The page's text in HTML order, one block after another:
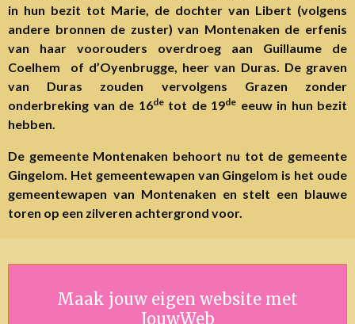
in hun bezit tot Marie, de dochter van Libert (volgens
andere bronnen de zuster) van Montenaken de erfenis
van haar voorouders overdroeg aan Guillaume de
Coelhem of d’Oyenbrugge, heer van Duras. De graven
van Duras zouden vervolgens Grazen zonder
onderbreking van de 16detot de 19de eeuw in hun bezit
hebben.
De gemeente Montenaken behoort nu tot de gemeente
Gingelom. Het gemeentewapen van Gingelom is het oude
gemeentewapen van Montenaken en stelt een blauwe
toren op een zilveren achtergrond voor.
Maak jouw eigen website met
JouwWeb